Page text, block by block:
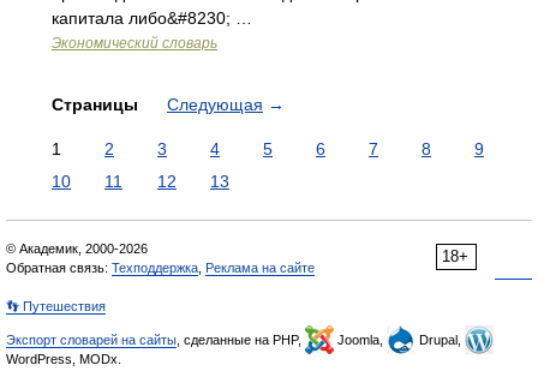
капитала либо&#8230; …
Экономический словарь
Страницы Следующая →
1 2 3 4 5 6 7 8
9
10
11 12 13
18+
© Академик, 2000-2026
Обратная связь: Техподдержка Реклама на сайте
👣 Путешествия
Экспорт словарей на сайты , сделанные на PHP, Joomla,
Drupal,
WordPress, MODx.